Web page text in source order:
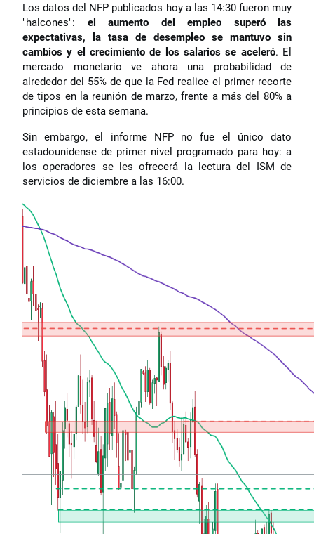
Los datos del NFP publicados hoy a las 14:30 fueron muy
"halcones": el aumento del empleo superó las
expectativas, la tasa de desempleo se mantuvo sin
cambios y el crecimiento de los salarios se aceleró. El
mercado monetario ve ahora una probabilidad de
alrededor del 55% de que la Fed realice el primer recorte
de tipos en la reunión de marzo, frente a más del 80% a
principios de esta semana.
Sin embargo, el informe NFP no fue el único dato
estadounidense de primer nivel programado para hoy: a
los operadores se les ofrecerá la lectura del ISM de
servicios de diciembre a las 16:00.